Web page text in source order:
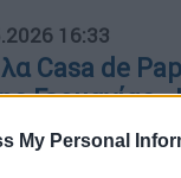
My Personal
16:33
Casa de
Γερμανίας